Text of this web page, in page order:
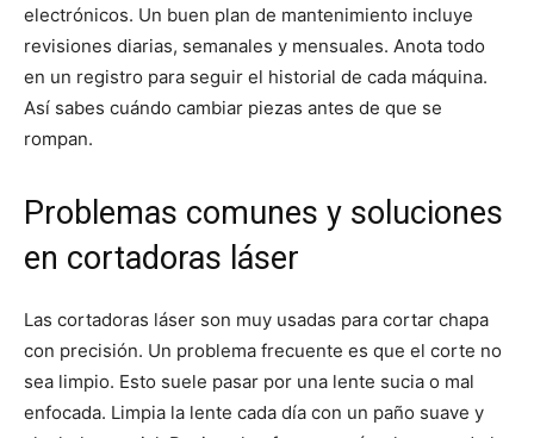
electrónicos. Un buen plan de mantenimiento incluye
revisiones diarias, semanales y mensuales. Anota todo
en un registro para seguir el historial de cada máquina.
Así sabes cuándo cambiar piezas antes de que se
rompan.
Problemas comunes y soluciones
en cortadoras láser
Las cortadoras láser son muy usadas para cortar chapa
con precisión. Un problema frecuente es que el corte no
sea limpio. Esto suele pasar por una lente sucia o mal
enfocada. Limpia la lente cada día con un paño suave y